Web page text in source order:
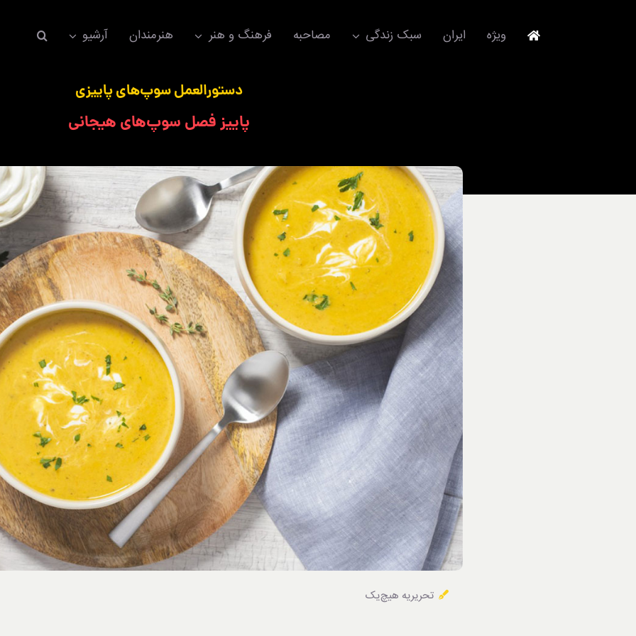
ویژه ایران سبک زندگی
برند
لباس
آداب معاشرت
ورزش/ سلامت/ زیبایی
تکنولوژی
خودرو
خوردنی‌ها
اکسسوری
استایل
مصاحبه فرهنگ و هنر هنرمندان آرشیو
دستورالعمل‌ سوپ‌های پاییزی
پاییز فصل سوپ‌های هیجانی
تحریریه هیچ‌یک